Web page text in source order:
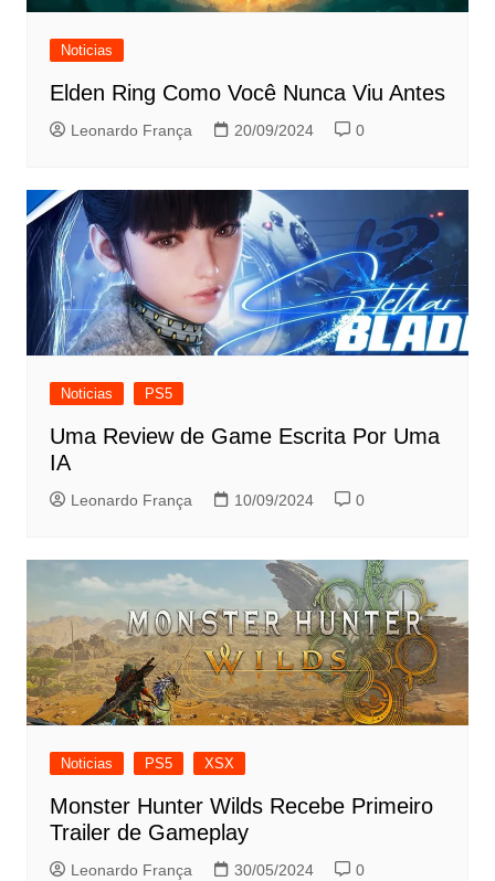
Noticias
Elden Ring Como Você Nunca Viu Antes
Leonardo França 20/09/2024 0
Noticias PS5
Uma Review de Game Escrita Por Uma
IA
Leonardo França 10/09/2024 0
Noticias PS5 XSX
Monster Hunter Wilds Recebe Primeiro
Trailer de Gameplay
Leonardo França 30/05/2024 0